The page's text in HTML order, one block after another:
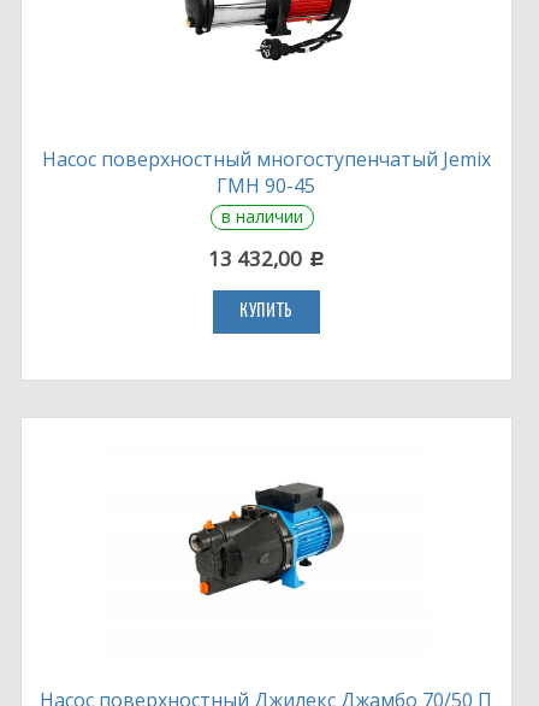
Насос поверхностный многоступенчатый Jemix
ГМН 90-45
в наличии
13 432,00 c
КУПИТЬ
Насос поверхностный Джилекс Джамбо 70/50 П